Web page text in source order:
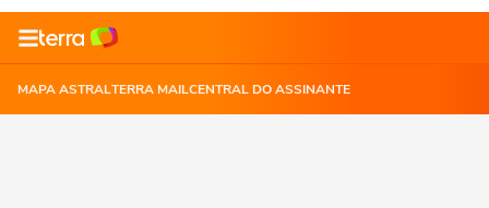
MAPA ASTRALTERRA MAILCENTRAL DO ASSINANTE